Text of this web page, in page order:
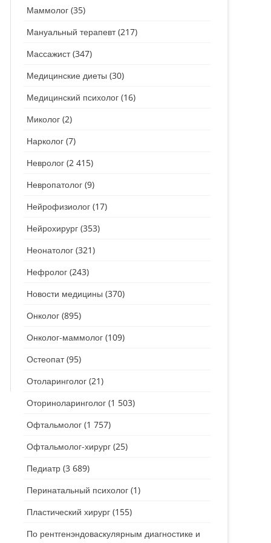
Маммолог (35)
Мануальный терапевт(217)
Массажист(347)
Медицинские диеты (30)
Медицинский психолог (16)
Миколог (2)
Нарколог (7)
Невролог (2 415)
Невропатолог (9)
Нейрофизиолог (17)
Нейрохирург (353)
Неонатолог (321)
Нефролог (243)
Новости медицины (370)
Онколог (895)
Онколог-маммолог (109)
Остеопат(95)
Отоларинголог (21)
Оториноларинголог (1 503)
Офтальмолог (1 757)
Офтальмолог-хирург (25)
Педиатр (3 689)
Перинатальный психолог (1)
Пластический хирург (155)
По рентгенэндоваскулярным диагностике и